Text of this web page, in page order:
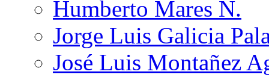
Humberto Mares N.
Jorge Luis Galicia
José Luis Montañez